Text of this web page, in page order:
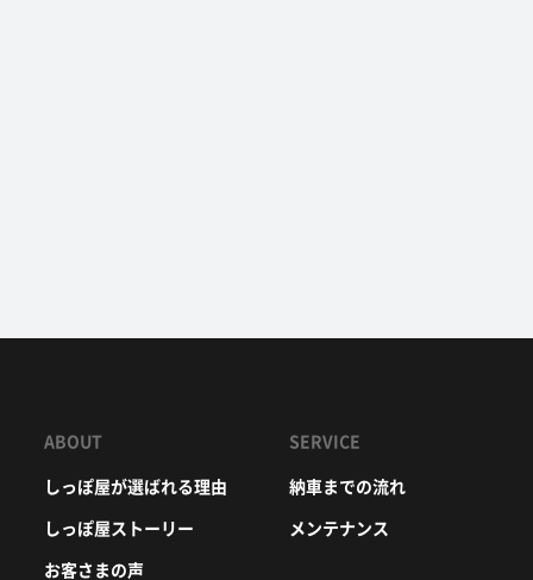
ABOUT
しっぽ屋が選ばれる理由
しっぽ屋ストーリー
お客さまの声
SERVICE
納車までの流れ
メンテナンス